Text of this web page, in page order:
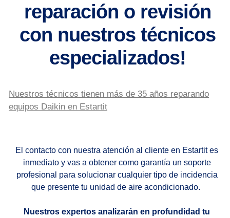
reparación o revisión
con nuestros técnicos
especializados!
Nuestros técnicos tienen más de 35 años reparando
equipos Daikin en Estartit
El contacto con nuestra atención al cliente en Estartit es
inmediato y vas a obtener como garantía un soporte
profesional para solucionar cualquier tipo de incidencia
que presente tu unidad de aire acondicionado.
Nuestros expertos analizarán en profundidad tu